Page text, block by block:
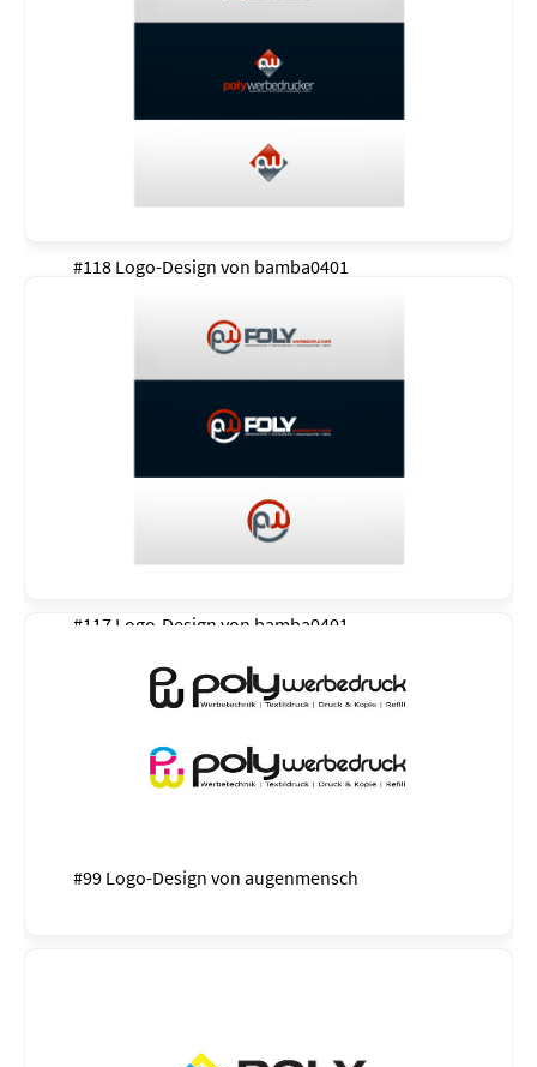
#118 Logo-Design von bamba0401
#117 Logo-Design von bamba0401
#99 Logo-Design von augenmensch